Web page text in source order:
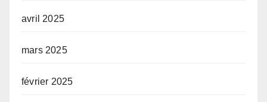
avril 2025
mars 2025
février 2025